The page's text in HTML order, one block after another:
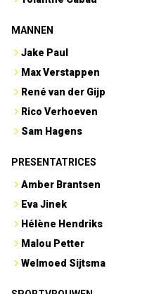
MANNEN
Jake Paul
Max Verstappen
René van der Gijp
Rico Verhoeven
Sam Hagens
PRESENTATRICES
Amber Brantsen
Eva Jinek
Hélène Hendriks
Malou Petter
Welmoed Sijtsma